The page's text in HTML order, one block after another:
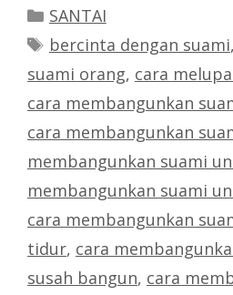
Categories
SANTAI
Tags
bercinta dengan suami,
suami orang, cara
cara membangunkan
cara membangunkan
membangunkan suami
membangunkan suami
cara membangunkan
tidur, cara
susah bangun, cara